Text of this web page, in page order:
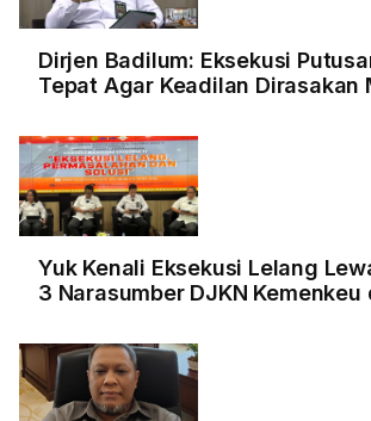
Dirjen Badilum: Eksekusi
Tepat Agar Keadilan Dirasakan
Yuk Kenali Eksekusi Lelang
3 Narasumber DJKN Kemenkeu